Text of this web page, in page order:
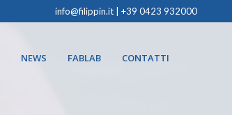
info@filippin.it +39 0423 932000
NEWS FABLAB CONTATTI